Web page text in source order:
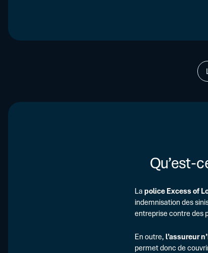
Qu’est-
Lapolice Excess of
indemnisation des
entreprise contre des
En outre,l’assureur
permet donc de